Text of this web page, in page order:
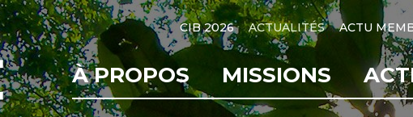
CIB 2026 ACTUALITÉS ACTU
À PROPOS MISSIONS